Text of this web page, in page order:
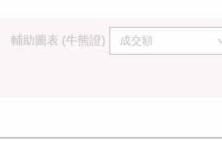
輔助圖表 (牛熊證)